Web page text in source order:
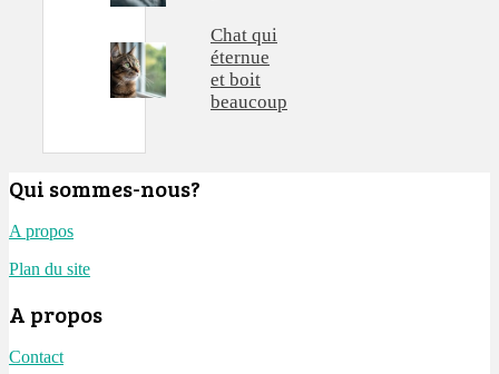
Chat qui
éternue
et boit
beaucoup
Qui sommes-nous?
A propos
Plan du site
A propos
Contact